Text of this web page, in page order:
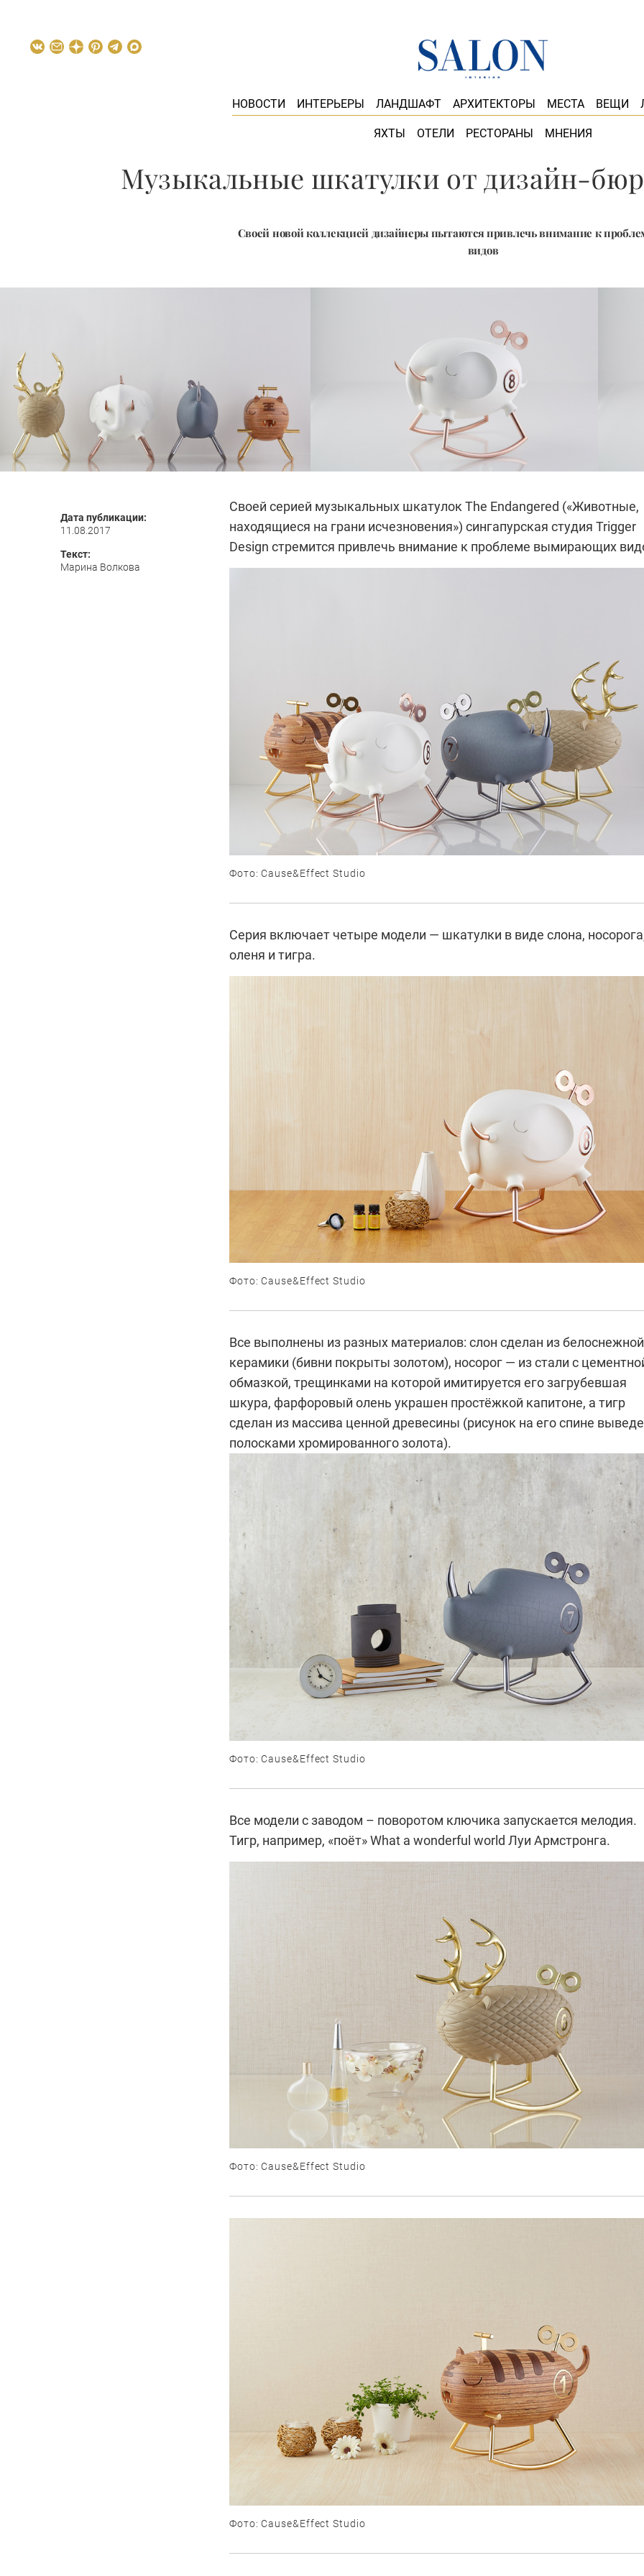
НОВОСТИ ИНТЕРЬЕРЫ ЛАНДШАФТ АРХИТЕКТОРЫ МЕСТА ВЕЩИ
ЯХТЫ ОТЕЛИ РЕСТОРАНЫ МНЕНИЯ
​Музыкальные шкатулки от дизайн-
Своей новой коллекцией дизайнеры пытаются привлечь внимание к
видов
Дата публикации:
11.08.2017
Текст:
Марина Волкова
Своей серией музыкальных шкатулок The Endangered («Животные,
находящиеся на грани исчезновения») сингапурская студия Trigger
Design стремится привлечь внимание к проблеме вымирающих
Фото: Cause&Effect Studio
Серия включает четыре модели — шкатулки в виде слона,
оленя и тигра.
Фото: Cause&Effect Studio
Все выполнены из разных материалов: слон сделан из белоснежной
керамики (бивни покрыты золотом), носорог — из стали с
обмазкой, трещинками на которой имитируется его загрубевшая
шкура, фарфоровый олень украшен простёжкой капитоне, а тигр
сделан из массива ценной древесины (рисунок на его спине
полосками хромированного золота).
Фото: Cause&Effect Studio
Все модели с заводом – поворотом ключика запускается мелодия.
Тигр, например, «поёт» What a wonderful world Луи Армстронга.
Фото: Cause&Effect Studio
Фото: Cause&Effect Studio